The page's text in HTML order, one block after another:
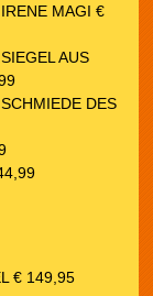
MAGI €
AUS
DES
€ 149,95